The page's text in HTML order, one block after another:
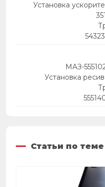
Установка
МАЗ-
Установка
Статьи по теме